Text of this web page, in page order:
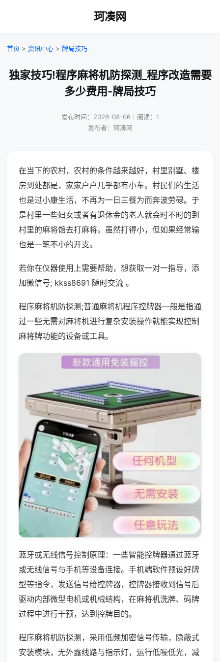
珂凑网
首页 > 资讯中心 > 牌局技巧
独家技巧!程序麻将机防探测_程序改造需要
多少费用-牌局技巧
发布时间：2026-08-06｜阅读：1
发布者：珂凑网
在当下的农村，农村的条件越来越好，村里别墅、楼
房到处都是，家家户户几乎都有小车。村民们的生活
也是过小康生活，不再为一日三餐为而奔波劳碌。于
是村里一些妇女或者有退休金的老人就会时不时的到
村里的麻将馆去打麻将。虽然打得小，但如果经常输
也是一笔不小的开支。
若你在仪器使用上需要帮助，想获取一对一指导，添
加微信号; kkss8691 随时交流 。
程序麻将机防探测;普通麻将机程序控牌器一般是指通
过一些无需对麻将机进行复杂安装操作就能实现控制
麻将牌功能的设备或工具。
蓝牙或无线信号控制原理：一些智能控牌器通过蓝牙
或无线信号与手机等设备连接。手机端软件预设好牌
型等指令，发送信号给控牌器，控牌器接收到信号后
驱动内部微型电机或机械结构，在麻将机洗牌、码牌
过程中进行干预，达到控牌目的。
程序麻将机防探测，采用低频加密信号传输，隐蔽式
安装模块，无外露线路与指示灯，运行低噪低光，减